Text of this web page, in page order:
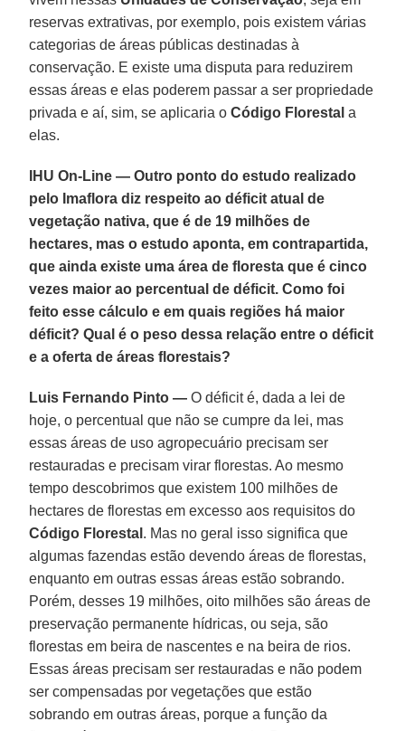
reservas extrativas, por exemplo, pois existem várias
categorias de áreas públicas destinadas à
conservação. E existe uma disputa para reduzirem
essas áreas e elas poderem passar a ser propriedade
privada e aí, sim, se aplicaria oCódigo Florestal a
elas.
IHU On-Line — Outro ponto do estudo realizado
pelo Imaflora diz respeito ao déficit atual de
vegetação nativa, que é de 19 milhões de
hectares, mas o estudo aponta, em contrapartida,
que ainda existe uma área de floresta que é cinco
vezes maior ao percentual de déficit. Como foi
feito esse cálculo e em quais regiões há maior
déficit? Qual é o peso dessa relação entre o déficit
e a oferta de áreas florestais?
Luis Fernando Pinto — O déficit é, dada a lei de
hoje, o percentual que não se cumpre da lei, mas
essas áreas de uso agropecuário precisam ser
restauradas e precisam virar florestas. Ao mesmo
tempo descobrimos que existem 100 milhões de
hectares de florestas em excesso aos requisitos do
Código Florestal . Mas no geral isso significa que
algumas fazendas estão devendo áreas de florestas,
enquanto em outras essas áreas estão sobrando.
Porém, desses 19 milhões, oito milhões são áreas de
preservação permanente hídricas, ou seja, são
florestas em beira de nascentes e na beira de rios.
Essas áreas precisam ser restauradas e não podem
ser compensadas por vegetações que estão
sobrando em outras áreas, porque a função da